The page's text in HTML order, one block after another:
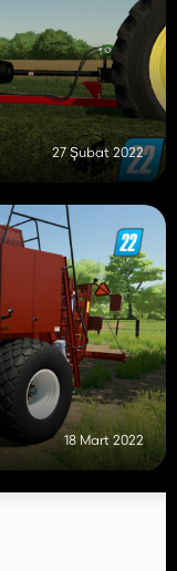
27 Şubat 2022
18 Mart 2022